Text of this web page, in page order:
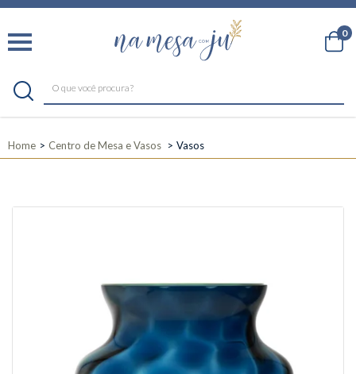
0
Home Centro de Mesa e Vasos Vasos